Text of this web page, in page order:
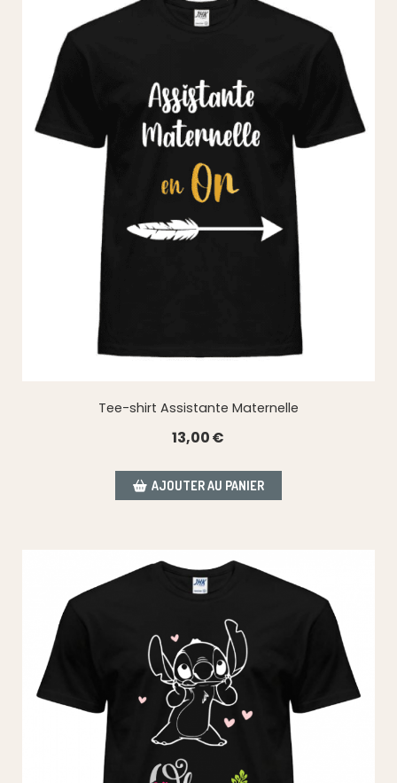
Tee-shirt Assistante Maternelle
13,00€
AJOUTER AU PANIER